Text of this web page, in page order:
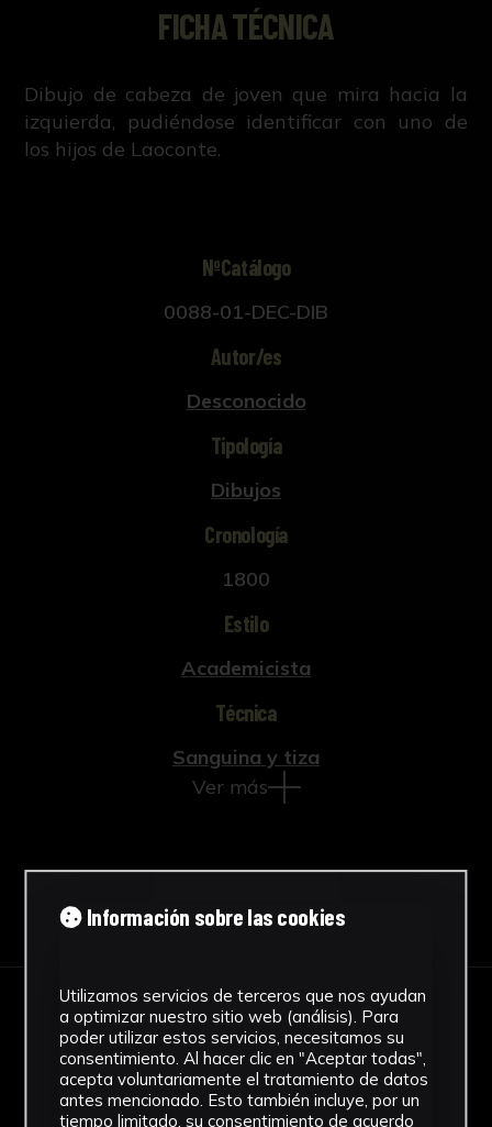
FICHA TÉCNICA
Dibujo de cabeza de joven que mira hacia la
izquierda, pudiéndose identificar con uno de
los hijos de Laoconte.
NºCatálogo
0088-01-DEC-DIB
Autor/es
Desconocido
Tipología
Dibujos
Cronología
1800
Estilo
Academicista
Técnica
Sanguina y tiza
Ver más
Descargar Ficha
IMÁGENES
Información sobre las cookies
Utilizamos servicios de terceros que nos ayudan
a optimizar nuestro sitio web (análisis). Para
poder utilizar estos servicios, necesitamos su
consentimiento. Al hacer clic en "Aceptar todas",
acepta voluntariamente el tratamiento de datos
antes mencionado. Esto también incluye, por un
tiempo limitado, su consentimiento de acuerdo